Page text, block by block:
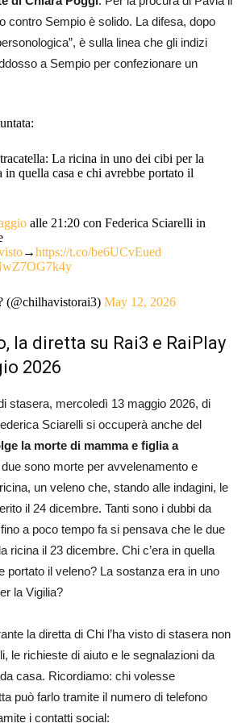
contro Sempio è solido. La difesa, dopo
è sulla linea che gli indizi
a Sempio per confezionare un
La ricina in uno dei cibi per la
quella casa e chi avrebbe portato il
alle 21:20 con Federica Sciarelli in
→https://t.co/be6UCvEued
(@chilhavistorai3)May 12, 2026
la diretta su Rai3 e RaiPlay
2026
stasera, mercoledì 13 maggio 2026, di
Sciarelli si occuperà anche del
la morte di mamma e figlia a
due sono morte per avvelenamento e
un veleno che, stando alle indagini, le
il 24 dicembre. Tanti sono i dubbi da
a poco tempo fa si pensava che le due
ricina il 23 dicembre. Chi c’era in quella
portato il veleno? La sostanza era in uno
la Vigilia?
la diretta di Chi l’ha visto di stasera non
le richieste di aiuto e le segnalazioni da
casa. Ricordiamo: chi volesse
può farlo tramite il numero di telefono
i contatti social: